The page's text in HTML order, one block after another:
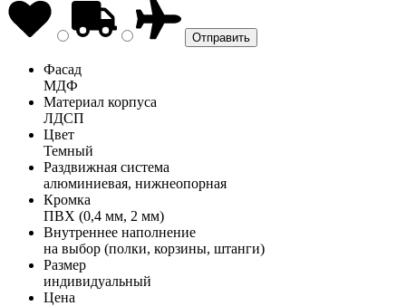
Фасад
МДФ
Материал корпуса
ЛДСП
Цвет
Темный
Раздвижная система
алюминиевая, нижнеопорная
Кромка
ПВХ (0,4 мм, 2 мм)
Внутреннее наполнение
на выбор (полки, корзины, штанги)
Размер
индивидуальный
Цена